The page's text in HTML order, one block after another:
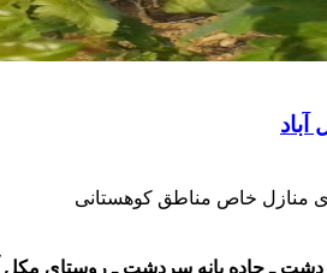
منازل خاص مناطق کوهستانی
ـ جاده بانه سردشت ـ روستای مکل